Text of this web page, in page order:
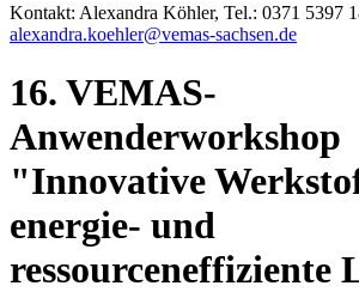
Kontakt: Alexandra Köhler, Tel.: 0371 5397
alexandra.koehler@vemas-sachsen.de
16. VEMAS-
Anwenderworkshop
"Innovative
energie- und
ressourceneffiziente